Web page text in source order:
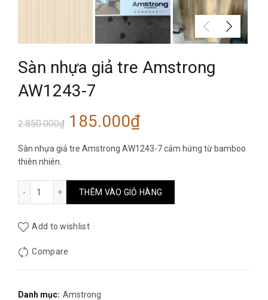
Sàn nhựa giả tre Amstrong
AW1243-7
2.850.000₫ Giá
gốc
2.850.000₫.
185.000₫Giá
hiện
là:
Sàn nhựa giả tre Amstrong AW1243-7 cảm hứng từ bamboo
thiên nhiên.
Sàn nhựa giả tre Amstrong AW1243-7 số lượng
THÊM VÀO GIỎ HÀNG
Add to wishlist
Compare
Danh mục: Amstrong